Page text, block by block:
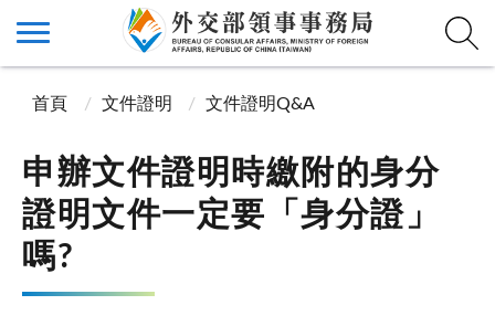
首頁 文件證明 文件證明Q&A
申辦文件證明時繳附的身分
證明文件一定要「身分證」
嗎?